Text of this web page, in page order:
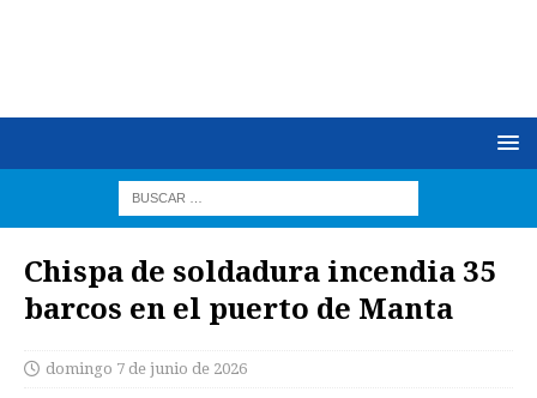
Chispa de soldadura incendia 35
barcos en el puerto de Manta
domingo 7 de junio de 2026